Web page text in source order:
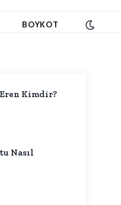
BOYKOT
Kimdir?
Nasıl